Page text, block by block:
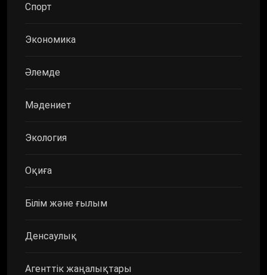
Спорт
Экономика
Әлемде
Мәдениет
Экология
Оқиға
Білім және ғылым
Денсаулық
Агенттік жаңалықтары